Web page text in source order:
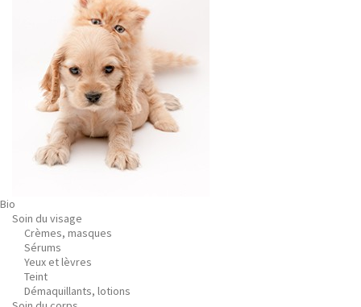
Bio
Soin du visage
Crèmes, masques
Sérums
Yeux et lèvres
Teint
Démaquillants, lotions